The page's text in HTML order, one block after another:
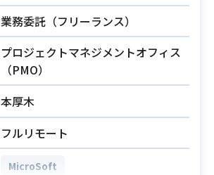
業務委託（フリーランス）
プロジェクトマネジメントオフィス
（PMO）
本厚木
フルリモート
MicroSoft